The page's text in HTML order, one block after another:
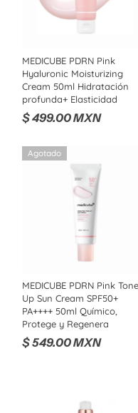
MEDICUBE PDRN Pink
Hyaluronic Moisturizing
Cream 50ml Hidratación
profunda+ Elasticidad
$ 499.00 MXN
Agotado
MEDICUBE PDRN Pink
Up Sun Cream SPF50+
PA++++ 50ml Químico,
Protege y Regenera
$ 549.00 MXN